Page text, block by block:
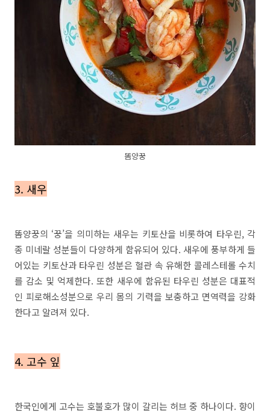
똠양꿍
3. 새우
똠양꿍의 ‘꿍’을 의미하는 새우는 키토산을 비롯하여 타우린, 각
종 미네랄 성분들이 다양하게 함유되어 있다. 새우에 풍부하게 들
어있는 키토산과 타우린 성분은 혈관 속 유해한 콜레스테롤 수치
를 감소 및 억제한다. 또한 새우에 함유된 타우린 성분은 대표적
인 피로해소성분으로 우리 몸의 기력을 보충하고 면역력을 강화
한다고 알려져 있다.
4. 고수 잎
한국인에게 고수는 호불호가 많이 갈리는 허브 중 하나이다. 향이